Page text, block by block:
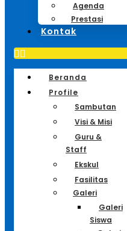
Agenda
Prestasi
Kontak
Beranda
Profile
Sambutan
Visi & Misi
Guru &
Staff
Ekskul
Fasilitas
Galeri
Galeri
Siswa